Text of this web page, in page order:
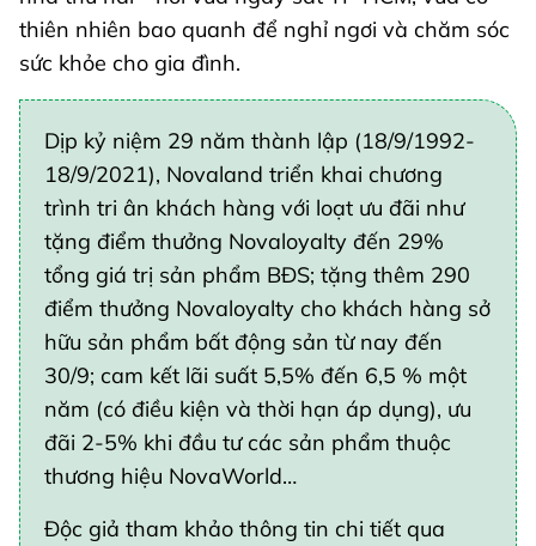
thiên nhiên bao quanh để nghỉ ngơi và chăm sóc
sức khỏe cho gia đình.
Dịp kỷ niệm 29 năm thành lập (18/9/1992-
18/9/2021), Novaland triển khai chương
trình tri ân khách hàng với loạt ưu đãi như
tặng điểm thưởng Novaloyalty đến 29%
tổng giá trị sản phẩm BĐS; tặng thêm 290
điểm thưởng Novaloyalty cho khách hàng sở
hữu sản phẩm bất động sản từ nay đến
30/9; cam kết lãi suất 5,5% đến 6,5 % một
năm (có điều kiện và thời hạn áp dụng), ưu
đãi 2-5% khi đầu tư các sản phẩm thuộc
thương hiệu NovaWorld…
Độc giả tham khảo thông tin chi tiết qua